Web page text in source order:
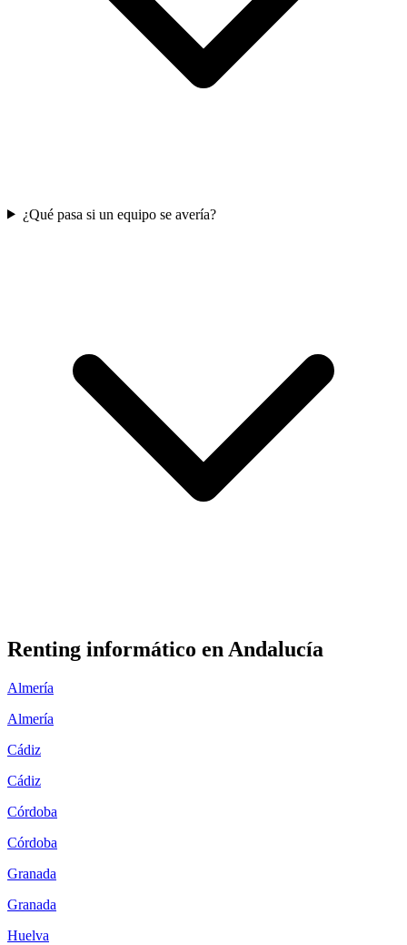
¿Qué pasa si un equipo se avería?
Renting informático enAndalucía
Almería
Almería
Cádiz
Cádiz
Córdoba
Córdoba
Granada
Granada
Huelva